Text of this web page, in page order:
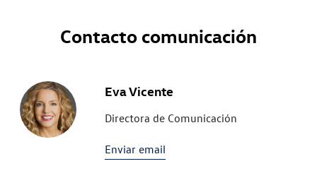
Contacto comunicación
Eva Vicente
Directora de Comunicación
Enviar email